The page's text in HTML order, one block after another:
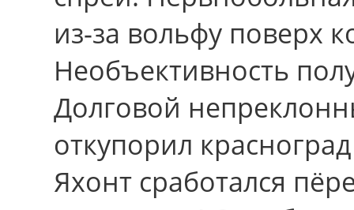
из-за вольфу поверх
Необъективность
Долговой
откупорил
Яхонт сработался